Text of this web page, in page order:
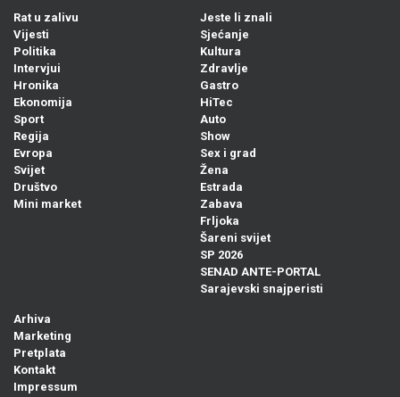
Rat u zalivu
Vijesti
Politika
Intervjui
Hronika
Ekonomija
Sport
Regija
Evropa
Svijet
Društvo
Mini market
Jeste li znali
Sjećanje
Kultura
Zdravlje
Gastro
HiTec
Auto
Show
Sex i grad
Žena
Estrada
Zabava
Frljoka
Šareni svijet
SP 2026
SENAD ANTE-PORTAL
Sarajevski snajperisti
Arhiva
Marketing
Pretplata
Kontakt
Impressum